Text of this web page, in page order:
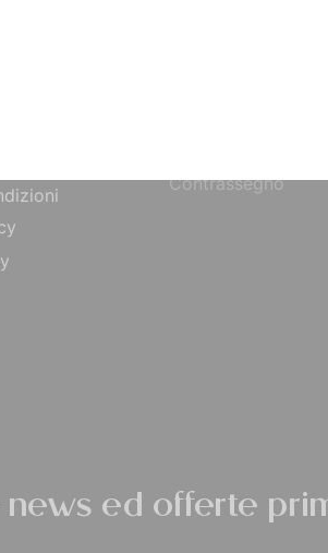
Contrassegno
news ed offerte